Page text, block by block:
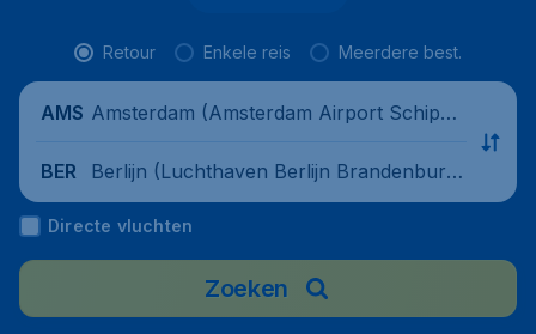
Retour Enkele reis Meerdere best.
AMS Amsterdam (Amsterdam Airport Schipho
BER
Berlijn (Luchthaven Berlijn Brandenbur
g), Duitsland
Directe vluchten
Zoeken